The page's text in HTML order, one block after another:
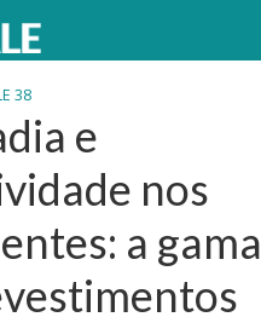
38
e
nos
a gama